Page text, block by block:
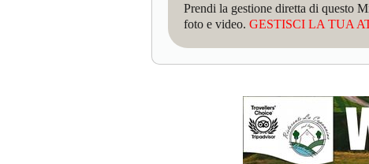
Prendi la gestione diretta di questo
foto e video. GESTISCI LA TUA